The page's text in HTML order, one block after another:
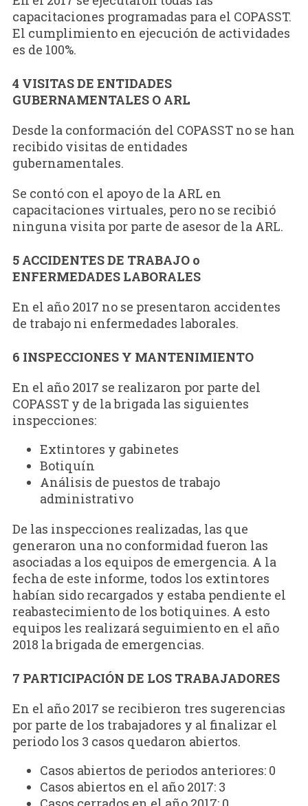
capacitaciones programadas para el COPASST.
El cumplimiento en ejecución de actividades
es de 100%.
4 VISITAS DE ENTIDADES
GUBERNAMENTALES O ARL
Desde la conformación del COPASST no se han
recibido visitas de entidades
gubernamentales.
Se contó con el apoyo de la ARL en
capacitaciones virtuales, pero no se recibió
ninguna visita por parte de asesor de la ARL.
5 ACCIDENTES DE TRABAJO o
ENFERMEDADES LABORALES
En el año 2017 no se presentaron accidentes
de trabajo ni enfermedades laborales.
6 INSPECCIONES Y MANTENIMIENTO
En el año 2017 se realizaron por parte del
COPASST y de la brigada las siguientes
inspecciones:
Extintores y gabinetes
Botiquín
Análisis de puestos de trabajo
administrativo
De las inspecciones realizadas, las que
generaron una no conformidad fueron las
asociadas a los equipos de emergencia. A la
fecha de este informe, todos los extintores
habían sido recargados y estaba pendiente el
reabastecimiento de los botiquines. A esto
equipos les realizará seguimiento en el año
2018 la brigada de emergencias.
7 PARTICIPACIÓN DE LOS TRABAJADORES
En el año 2017 se recibieron tres sugerencias
por parte de los trabajadores y al finalizar el
periodo los 3 casos quedaron abiertos.
Casos abiertos de periodos anteriores: 0
Casos abiertos en el año 2017: 3